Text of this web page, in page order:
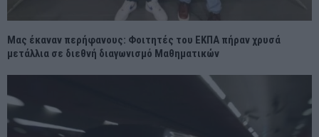
Μας έκαναν περήφανους: Φοιτητές του ΕΚΠΑ πήραν χρυσά
μετάλλια σε διεθνή διαγωνισμό Μαθηματικών